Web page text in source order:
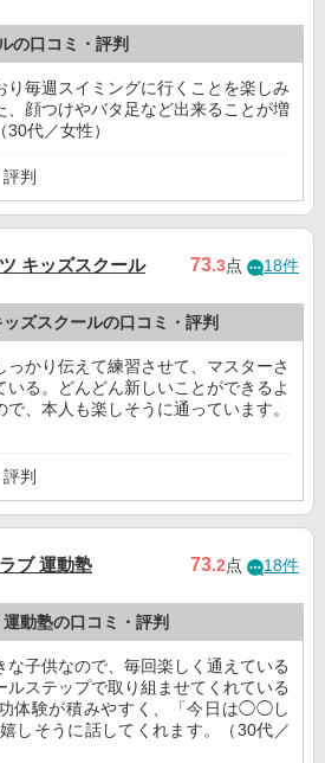
の口コミ・評判
り毎週スイミングに行くことを楽しみ
、顔つけやバタ足など出来ることが増
代／女性）
判
キッズスクール 73.3点 18件
ズスクールの口コミ・評判
っかり伝えて練習させて、マスターさ
いる。どんどん新しいことができるよ
で、本人も楽しそうに通っています。
判
ブ 運動塾 73.2点 18件
動塾の口コミ・評判
な子供なので、毎回楽しく通えている
ルステップで取り組ませてくれている
体験が積みやすく、「今日は◯◯し
しそうに話してくれます。（30代／